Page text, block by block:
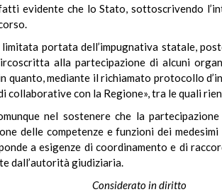
evidente che lo Stato, sottoscrivendo
portata dell’impugnativa statale,
alla partecipazione di alcuni
quanto, mediante il richiamato protocollo
collaborative con la Regione», tra le quali
nel sostenere che la
delle competenze e funzioni dei
a esigenze di coordinamento e di
dall’autorità giudiziaria.
Considerato in diritto